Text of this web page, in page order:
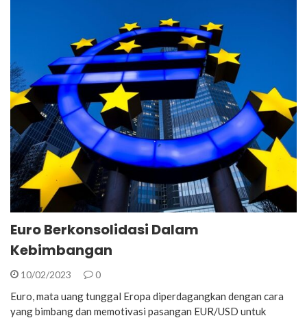
Euro Berkonsolidasi Dalam
Kebimbangan
10/02/2023 0
Euro, mata uang tunggal Eropa diperdagangkan dengan cara
yang bimbang dan memotivasi pasangan EUR/USD untuk